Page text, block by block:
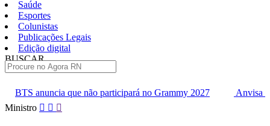
Saúde
Esportes
Colunistas
Publicações Legais
Edição digital
BUSCAR
participará no Grammy 2027
Anvisa pode aprovar mais oito
Pular
Ministro